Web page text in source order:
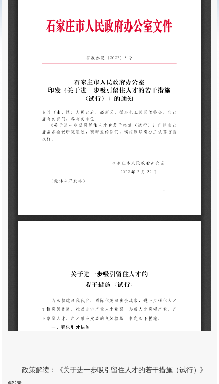
政策解读：
《关于进一步吸引留住人才的若干措施（试行）》